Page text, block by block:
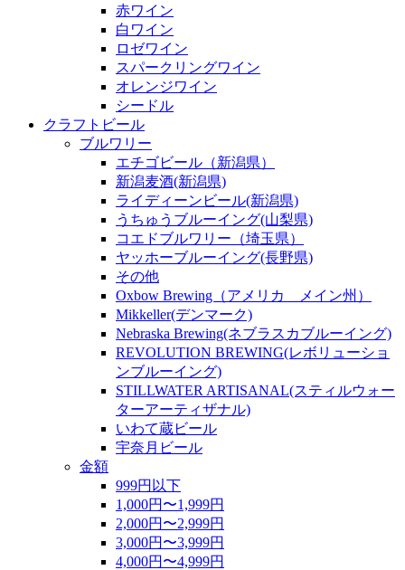
赤ワイン
白ワイン
ロゼワイン
スパークリングワイン
オレンジワイン
シードル
クラフトビール
ブルワリー
エチゴビール（新潟県）
新潟麦酒(新潟県)
ライディーンビール(新潟県)
うちゅうブルーイング(山梨県)
コエドブルワリー（埼玉県）
ヤッホーブルーイング(長野県)
その他
Oxbow Brewing（アメリカ メイン州）
Mikkeller(デンマーク)
Nebraska Brewing(ネブラスカブルーイング)
REVOLUTION BREWING(レボリューショ
ンブルーイング)
STILLWATER ARTISANAL(スティルウォー
ターアーティザナル)
いわて蔵ビール
宇奈月ビール
金額
999円以下
1,000円〜1,999円
2,000円〜2,999円
3,000円〜3,999円
4,000円〜4,999円